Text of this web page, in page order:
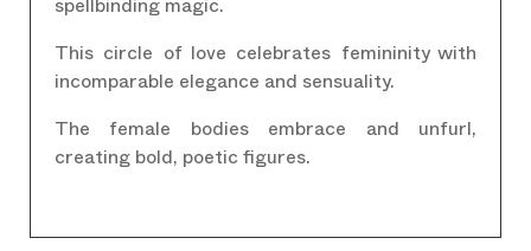
spellbinding magic.
This circle of love celebrates femininity with
incomparable elegance and sensuality.
The female bodies embrace and unfurl,
creating bold, poetic figures.